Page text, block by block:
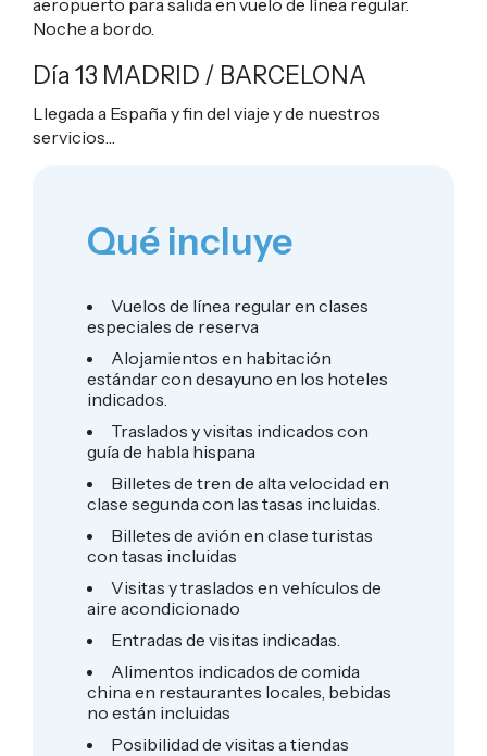
Noche a bordo.
Día 13 MADRID / BARCELONA
Llegada a España y fin del viaje y de nuestros
servicios…
Qué incluye
Vuelos de línea regular en clases
especiales de reserva
Alojamientos en habitación
estándar con desayuno en los hoteles
indicados.
Traslados y visitas indicados con
guía de habla hispana
Billetes de tren de alta velocidad en
clase segunda con las tasas incluidas.
Billetes de avión en clase turistas
con tasas incluidas
Visitas y traslados en vehículos de
aire acondicionado
Entradas de visitas indicadas.
Alimentos indicados de comida
china en restaurantes locales, bebidas
no están incluidas
Posibilidad de visitas a tiendas